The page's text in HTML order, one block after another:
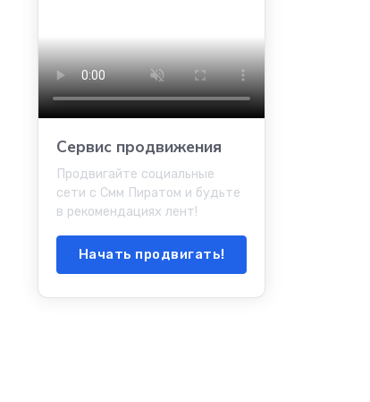
Сервис продвижения
Продвигайте социальные
сети с Смм Пиратом и будьте
в рекомендациях лент!
Начать продвигать!